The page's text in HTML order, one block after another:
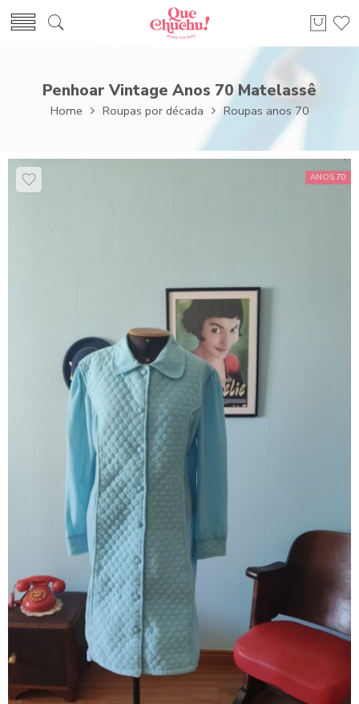
Penhoar Vintage Anos 70 Matelassê
Home Roupas por década Roupas anos 70
ANOS 70